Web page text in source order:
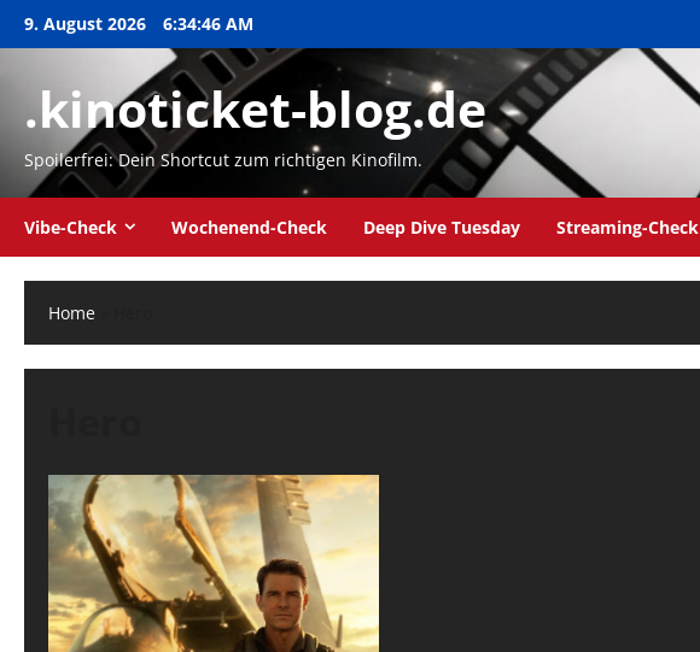
Zum9. August 2026 6:34:47 AM
.kinoticket-blog.de
Spoilerfrei: Dein Shortcut zum richtigen Kinofilm.
Vibe-Check Wochenend-Check Deep Dive Tuesday Streaming-Check
Home